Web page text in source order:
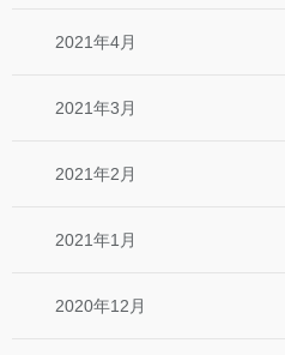
2021年4月
2021年3月
2021年2月
2021年1月
2020年12月